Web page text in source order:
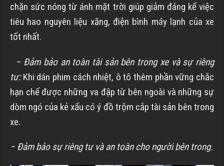
chặn sức nóng từ ánh mặt trời giúp giảm đáng kể việc
tiêu hao nguyên liệu xăng, điện bình máy lạnh của xe
tốt nhất.
− Đảm bảo an toàn tài sản bên trong xe và sự riêng
tư:Khi dán phim cách nhiệt, ô tô thêm phần vững chắc
hạn chế được những va đập từ bên ngoài và những sự
dòm ngó của kẻ xấu có ý đồ trộm cắp tài sản bên trong
xe.
− Đảm bảo sự riêng tư và an toàn cho người bên trong.